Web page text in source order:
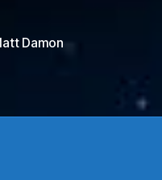
Damon